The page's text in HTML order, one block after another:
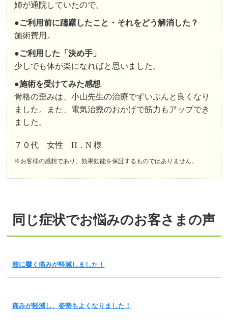
姉が通院していたので。
●ご利用前に躊躇したこと・それをどう解消した？
施術費用。
●ご利用した「決め手」
少しでも体が楽になればと思いました。
●施術を受けてみた感想
骨格の歪みは、小山先生の治療でずいぶんと良くなり
ました。また、電気治療のおかげで筋力もアップでき
ました。
７０代 女性 H．N 様
※お客様の感想であり、効果効能を保証するものではありません。
同じ症状でお悩みのお客さまの声
腰に響く痛みが軽減しました！
痛みが軽減し、姿勢もよくなりました！